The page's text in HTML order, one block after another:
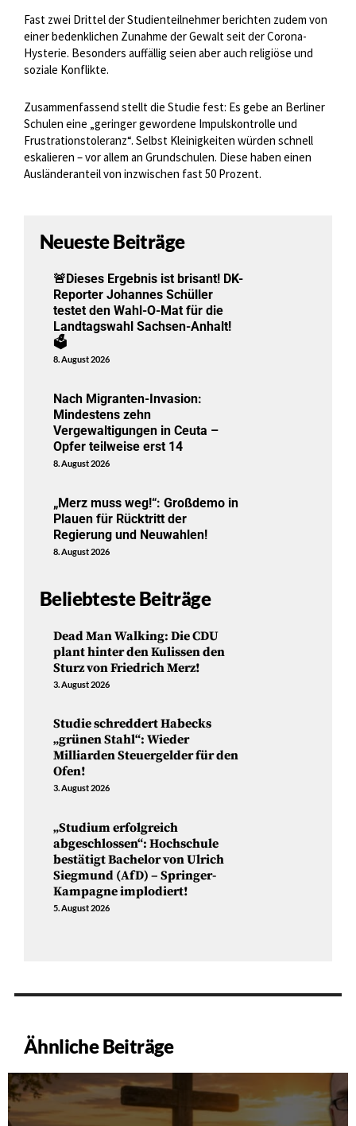
Fast zwei Drittel der Studienteilnehmer berichten zudem von
einer bedenklichen Zunahme der Gewalt seit der Corona-
Hysterie. Besonders auffällig seien aber auch religiöse und
soziale Konflikte.
Zusammenfassend stellt die Studie fest: Es gebe an Berliner
Schulen eine „geringer gewordene Impulskontrolle und
Frustrationstoleranz“. Selbst Kleinigkeiten würden schnell
eskalieren – vor allem an Grundschulen. Diese haben einen
Ausländeranteil von inzwischen fast 50 Prozent.
Neueste Beiträge
🚨Dieses Ergebnis ist brisant! DK-
Reporter Johannes Schüller
testet den Wahl-O-Mat für die
Landtagswahl Sachsen-Anhalt!
🗳️
8. August 2026
Nach Migranten-Invasion:
Mindestens zehn
Vergewaltigungen in Ceuta –
Opfer teilweise erst 14
8. August 2026
„Merz muss weg!“: Großdemo in
Plauen für Rücktritt der
Regierung und Neuwahlen!
8. August 2026
Beliebteste Beiträge
Dead Man Walking: Die CDU
plant hinter den Kulissen den
Sturz von Friedrich Merz!
3. August 2026
Studie schreddert Habecks
„grünen Stahl“: Wieder
Milliarden Steuergelder für den
Ofen!
3. August 2026
„Studium erfolgreich
abgeschlossen“: Hochschule
bestätigt Bachelor von Ulrich
Siegmund (AfD) – Springer-
Kampagne implodiert!
5. August 2026
Ähnliche Beiträge